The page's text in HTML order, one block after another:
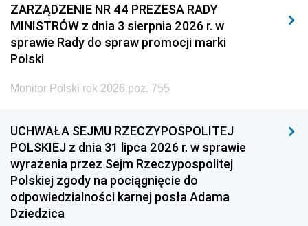
2011 2010 2009
2008 2007 2006
2005
1996 1995 1994
1993 1992 1991
1990 1989
1987 1986 1985
ZARZĄDZENIE NR 44 PREZESA RADY
MINISTRÓW z dnia 3 sierpnia 2026 r. w
sprawie Rady do spraw promocji marki
Polski
Monitor Polski rok 2026 poz. 755
UCHWAŁA SEJMU RZECZYPOSPOLITEJ
POLSKIEJ z dnia 31 lipca 2026 r. w sprawie
wyrażenia przez Sejm Rzeczypospolitej
Polskiej zgody na pociągnięcie do
odpowiedzialności karnej posła Adama
Dziedzica